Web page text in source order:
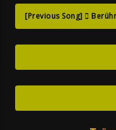
By
[Previous Song]